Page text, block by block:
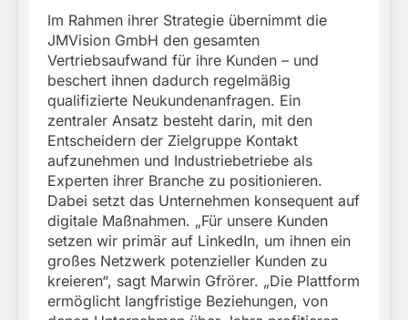
Im Rahmen ihrer Strategie übernimmt die
JMVision GmbH den gesamten
Vertriebsaufwand für ihre Kunden – und
beschert ihnen dadurch regelmäßig
qualifizierte Neukundenanfragen. Ein
zentraler Ansatz besteht darin, mit den
Entscheidern der Zielgruppe Kontakt
aufzunehmen und Industriebetriebe als
Experten ihrer Branche zu positionieren.
Dabei setzt das Unternehmen konsequent auf
digitale Maßnahmen. „Für unsere Kunden
setzen wir primär auf LinkedIn, um ihnen ein
großes Netzwerk potenzieller Kunden zu
kreieren“, sagt Marwin Gfrörer. „Die Plattform
ermöglicht langfristige Beziehungen, von